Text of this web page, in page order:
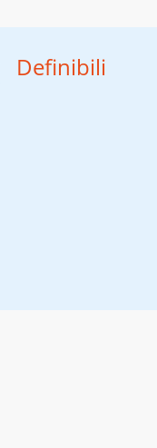
Definibili